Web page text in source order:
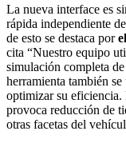
La nueva interface es
rápida independiente
de esto se destaca por
cita “Nuestro equipo
simulación completa
herramienta también
optimizar su eficiencia.
provoca reducción de
otras facetas del